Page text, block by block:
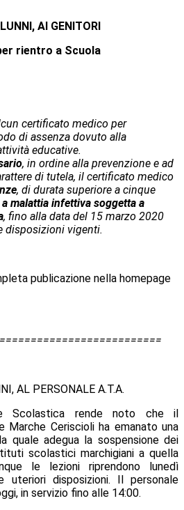
AI GENITORI
rientro a Scuola
certificato medico per
di assenza dovuto alla
educative.
, in ordine alla prevenzione e ad
di tutela, il certificato medico
, di durata superiore a cinque
malattia infettiva soggetta a
, fino alla data del 15 marzo 2020
disposizioni vigenti.
publicazione nella homepage
AL PERSONALE A.T.A.
Scolastica rende noto che il
Marche Ceriscioli ha emanato una
quale adegua la sospensione dei
scolastici marchigiani a quella
le lezioni riprendono lunedì
disposizioni. Il personale
in servizio fino alle 14:00.